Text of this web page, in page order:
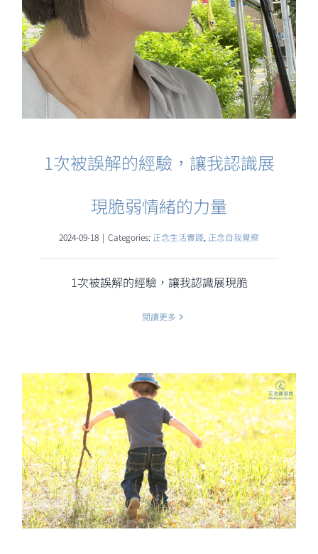
1次被誤解的經驗，讓我認識展
現脆弱情緒的力量
2024-09-18 | Categories: 正念生活實踐 正念自我覺察
1次被誤解的經驗，讓我認識展現脆
閱讀更多